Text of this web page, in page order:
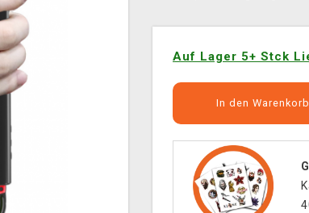
Auf Lager 5+ Stck
In den Warenkorb